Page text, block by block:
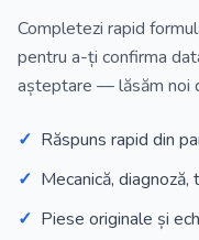
Completezi rapid
pentru a-ți confirma
așteptare — lăsăm noi
✓ Răspuns rapid din
✓ Mecanică,
✓ Piese originale și